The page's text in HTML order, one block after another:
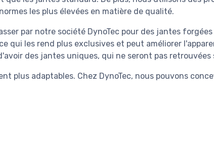
les plus élevées en matière de qualité.
par notre société DynoTec pour des jantes
qui les rend plus exclusives et peut améliorer
des jantes uniques, qui ne seront pas
plus adaptables. Chez DynoTec, nous pouvons